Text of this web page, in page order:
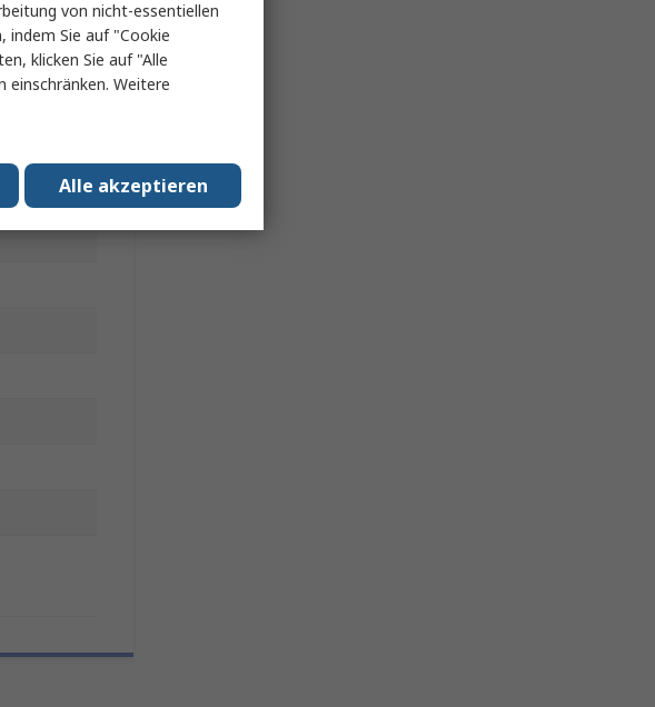
von nicht-essentiellen
indem Sie auf "Cookie
klicken Sie auf "Alle
Weitere
Alle akzeptieren